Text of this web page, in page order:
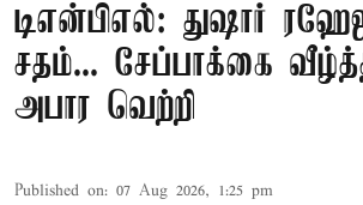
டிஎன்பிஎல்: துஷார்
சதம்... சேப்பாக்கை வீழ்த்தி
அபார வெற்றி
Published on: 07 Aug 2026, 1:25 pm